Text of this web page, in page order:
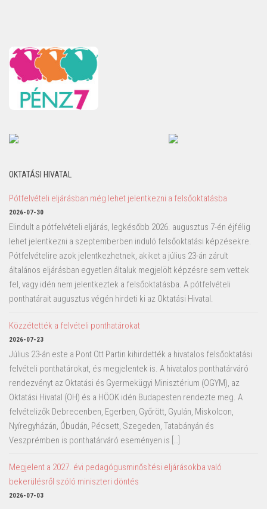
OKTATÁSI HIVATAL
Pótfelvételi eljárásban még lehet jelentkezni a felsőoktatásba
2026-07-30
Elindult a pótfelvételi eljárás, legkésőbb 2026. augusztus 7-én éjfélig
lehet jelentkezni a szeptemberben induló felsőoktatási képzésekre.
Pótfelvételire azok jelentkezhetnek, akiket a július 23-án zárult
általános eljárásban egyetlen általuk megjelölt képzésre sem vettek
fel, vagy idén nem jelentkeztek a felsőoktatásba. A pótfelvételi
ponthatárait augusztus végén hirdeti ki az Oktatási Hivatal.
Közzétették a felvételi ponthatárokat
2026-07-23
Július 23-án este a Pont Ott Partin kihirdették a hivatalos felsőoktatási
felvételi ponthatárokat, és megjelentek is. A hivatalos ponthatárváró
rendezvényt az Oktatási és Gyermekügyi Minisztérium (OGYM), az
Oktatási Hivatal (OH) és a HÖOK idén Budapesten rendezte meg. A
felvételizők Debrecenben, Egerben, Győrött, Gyulán, Miskolcon,
Nyíregyházán, Óbudán, Pécsett, Szegeden, Tatabányán és
Veszprémben is ponthatárváró eseményen is […]
Megjelent a 2027. évi pedagógusminősítési eljárásokba való
bekerülésről szóló miniszteri döntés
2026-07-03